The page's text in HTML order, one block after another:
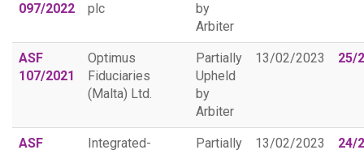
097/2022
plc
by
Arbiter
ASF
107/2021
Optimus
Fiduciaries
(Malta) Ltd.
Partially
Upheld
by
Arbiter
13/02/2023 25/
ASF
Integrated-
Partially
13/02/2023 24/